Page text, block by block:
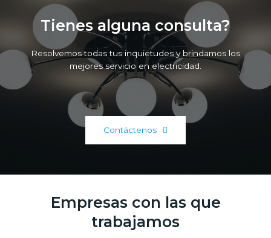
Tienes alguna consulta?
Resolvemos todas tus inquietudes y brindamos los
mejores servicio en electricidad.
Contáctenos
Empresas con las que
trabajamos